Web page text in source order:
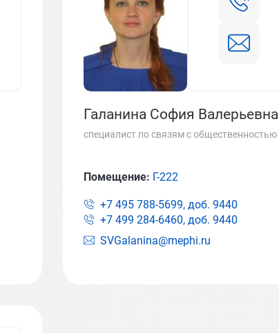
Галанина София Валерьевна
специалист по связям с общественностью
SVGalanina@mephi.ru
Помещение: Г-222
+7 495 788-5699, доб. 9440
+7 499 284-6460, доб. 9440